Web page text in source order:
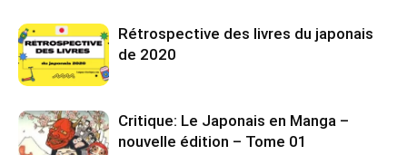
Rétrospective des livres du japonais
de 2020
Critique: Le Japonais en Manga –
nouvelle édition – Tome 01